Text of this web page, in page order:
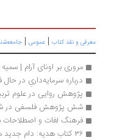
و نقد کتاب|عمومی |جامعه‌شناسی و
مروری بر اونای آرام | سمیه مهرگان
درباره سرمایه‌داریِ در حال
پژوهش روایی در علوم تربیتی
شش پژوهش فلسفی در شعر
فرهنگ لغات و اصطلاحات سواد